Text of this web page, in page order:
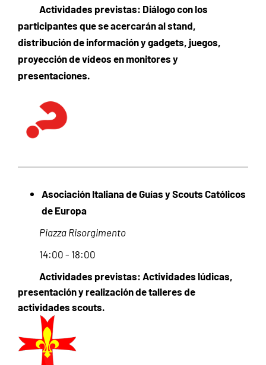
Actividades previstas: Diálogo con los
participantes que se acercarán al stand,
distribución de información y gadgets, juegos,
proyección de vídeos en monitores y
presentaciones.
Asociación Italiana de Guías y Scouts Católicos
de Europa
Piazza Risorgimento
14:00 - 18:00
Actividades previstas: Actividades lúdicas,
presentación y realización de talleres de
actividades scouts.